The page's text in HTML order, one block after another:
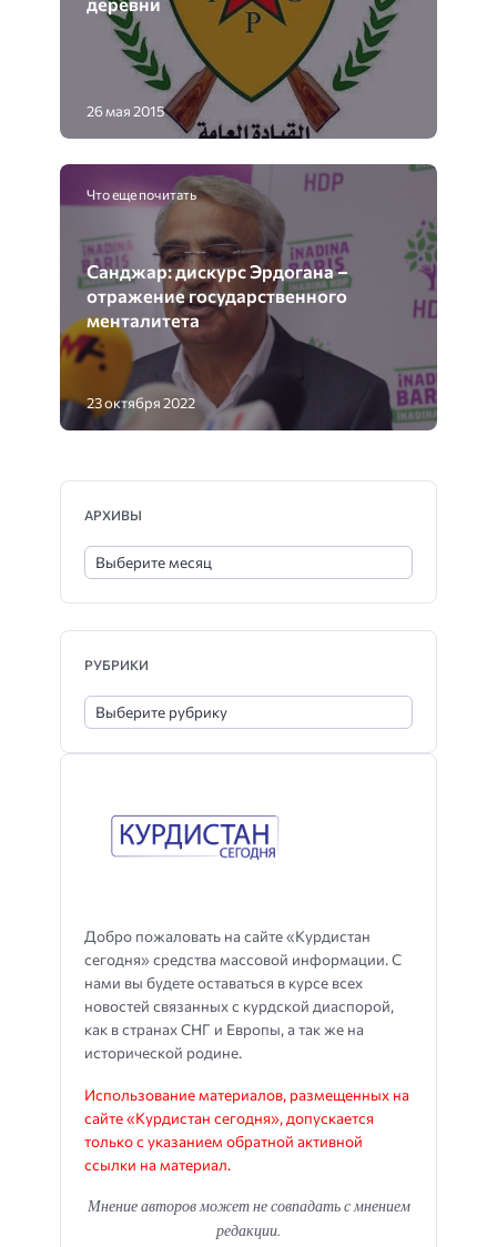
26 мая 2015
Что еще почитать
Санджар: дискурс Эрдогана –
отражение государственного
менталитета
23 октября 2022
Добро пожаловать на сайте «Курдистан
сегодня» средства массовой информации. С
нами вы будете оставаться в курсе всех
новостей связанных с курдской диаспорой,
как в странах СНГ и Европы, а так же на
исторической родине.
Использование материалов, размещенных на
сайте «Курдистан сегодня», допускается
только с указанием обратной активной
ссылки на материал.
Мнение авторов может не совпадать с мнением
редакции.
АРХИВЫ
РУБРИКИ